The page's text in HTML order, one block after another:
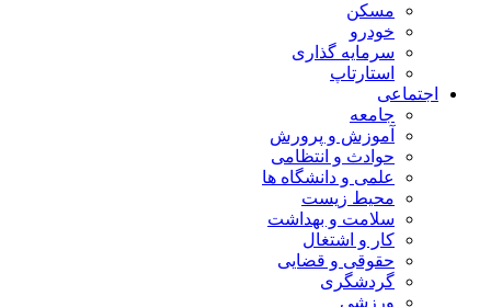
مسکن
خودرو
سرمایه گذاری
استارتاپ
اجتماعی
جامعه
آموزش و پرورش
حوادث و انتظامی
علمی و دانشگاه ها
محیط زیست
سلامت و بهداشت
کار و اشتغال
حقوقی و قضایی
گردشگری
ورزشی